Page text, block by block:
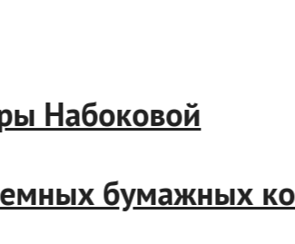
Набоковой
бумажных